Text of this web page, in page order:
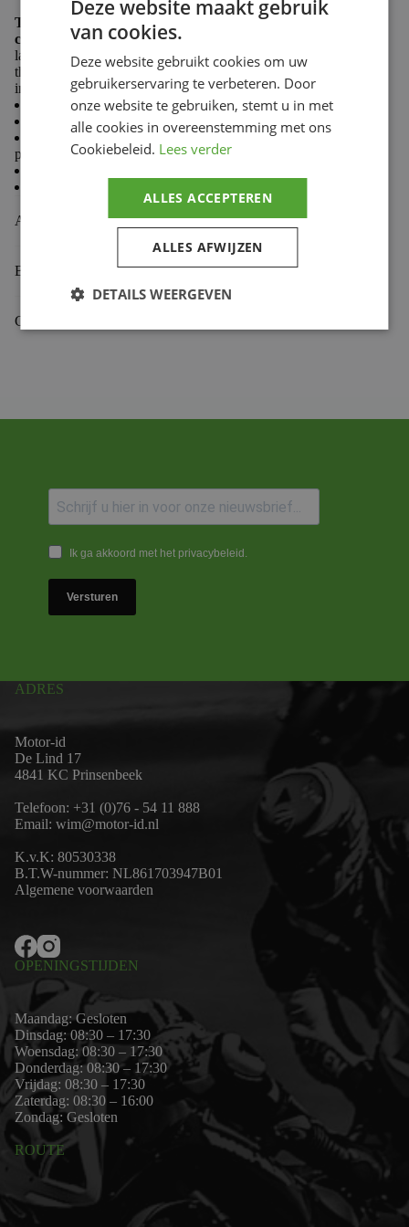
The GP Pro glove strikes a proper balance of bar feel,
comfort, and protection.The single-layer palm features
laser perforation for ventilation. The index finger and
thumb panels are touchscreen-compatible while a TPR
index finger adds protection from roost.
Single layer palm with mapped laser hole perforation
Neoprene cuff provides added comfort and secure fit
Conductive index finger and thumb fingertip panels
provide touchscreen compatibility
Aanvullende informatie
Beoordelingen (0)
Gekoppelde Motoren
Ik ga akkoord met het privacybeleid.
Versturen
ADRES
Motor-id
De Lind 17
4841 KC Prinsenbeek
Telefoon: +31 (0)76 - 54 11 888
Email: wim@motor-id.nl
K.v.K: 80530338
B.T.W-nummer: NL861703947B01
Algemene voorwaarden
OPENINGSTIJDEN
Maandag: Gesloten
Dinsdag: 08:30 – 17:30
Woensdag: 08:30 – 17:30
Donderdag: 08:30 – 17:30
Vrijdag: 08:30 – 17:30
Zaterdag: 08:30 – 16:00
Zondag: Gesloten
ROUTE
Deze website maakt gebruik
van cookies.
Deze website gebruikt cookies om uw
gebruikerservaring te verbeteren. Door
onze website te gebruiken, stemt u in met
alle cookies in overeenstemming met ons
Cookiebeleid. Lees verder
ALLES ACCEPTEREN
ALLES AFWIJZEN
DETAILS WEERGEVEN